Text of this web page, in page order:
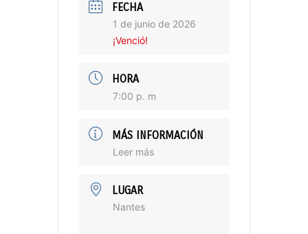
FECHA
1 de junio de 2026
¡Venció!
HORA
7:00 p. m
MÁS INFORMACIÓN
Leer más
LUGAR
Nantes